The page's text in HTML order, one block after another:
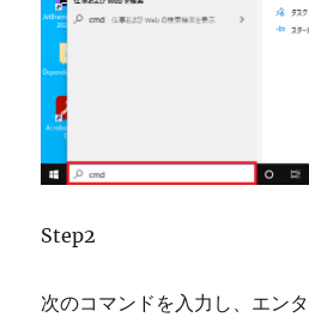
Step2
次のコマンドを入力し、エン